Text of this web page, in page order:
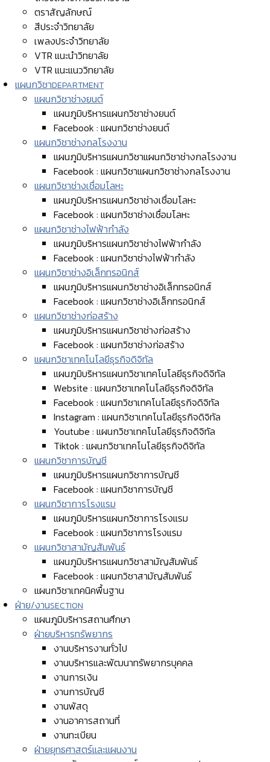
ตราสัญลักษณ์
สีประจำวิทยาลัย
เพลงประจำวิทยาลัย
VTR แนะนำวิทยาลัย
VTR แนะแนววิทยาลัย
แผนกวิชาDEPARTMENT
แผนกวิชาช่างยนต์
แผนภูมิบริหารแผนกวิชาช่างยนต์
Facebook : แผนกวิชาช่างยนต์
แผนกวิชาช่างกลโรงงาน
แผนภูมิบริหารแผนกวิชาแผนกวิชาช่างกลโรงงาน
Facebook : แผนกวิชาแผนกวิชาช่างกลโรงงาน
แผนกวิชาช่างเชื่อมโลหะ
แผนภูมิบริหารแผนกวิชาช่างเชื่อมโลหะ
Facebook : แผนกวิชาช่างเชื่อมโลหะ
แผนกวิชาช่างไฟฟ้ากำลัง
แผนภูมิบริหารแผนกวิชาช่างไฟฟ้ากำลัง
Facebook : แผนกวิชาช่างไฟฟ้ากำลัง
แผนกวิชาช่างอิเล็กทรอนิกส์
แผนภูมิบริหารแผนกวิชาช่างอิเล็กทรอนิกส์
Facebook : แผนกวิชาช่างอิเล็กทรอนิกส์
แผนกวิชาช่างก่อสร้าง
แผนภูมิบริหารแผนกวิชาช่างก่อสร้าง
Facebook : แผนกวิชาช่างก่อสร้าง
แผนกวิชาเทคโนโลยีธุรกิจดิจิทัล
แผนภูมิบริหารแผนกวิชาเทคโนโลยีธุรกิจดิจิทัล
Website : แผนกวิชาเทคโนโลยีธุรกิจดิจิทัล
Facebook : แผนกวิชาเทคโนโลยีธุรกิจดิจิทัล
Instagram : แผนกวิชาเทคโนโลยีธุรกิจดิจิทัล
Youtube : แผนกวิชาเทคโนโลยีธุรกิจดิจิทัล
Tiktok : แผนกวิชาเทคโนโลยีธุรกิจดิจิทัล
แผนกวิชาการบัญชี
แผนภูมิบริหารแผนกวิชาการบัญชี
Facebook : แผนกวิชาการบัญชี
แผนกวิชาการโรงแรม
แผนภูมิบริหารแผนกวิชาการโรงแรม
Facebook : แผนกวิชาการโรงแรม
แผนกวิชาสามัญสัมพันธ์
แผนภูมิบริหารแผนกวิชาสามัญสัมพันธ์
Facebook : แผนกวิชาสามัญสัมพันธ์
แผนกวิชาเทคนิคพื้นฐาน
ฝ่าย/งานSECTION
แผนภูมิบริหารสถานศึกษา
ฝ่ายบริหารทรัพยากร
งานบริหารงานทั่วไป
งานบริหารและพัฒนาทรัพยากรบุคคล
งานการเงิน
งานการบัญชี
งานพัสดุ
งานอาคารสถานที่
งานทะเบียน
ฝ่ายยุทธศาสตร์และแผนงาน